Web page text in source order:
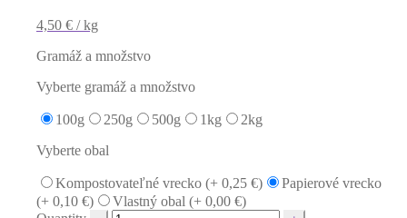
4,50 € / kg
Gramáž a množstvo
Vyberte gramáž a množstvo
100g 250g 500g 1kg
2kg
Vyberte obal
Kompostovateľné vrecko (+ 0,25 €)
Papierové vrecko
(+ 0,10 €) Vlastný obal (+ 0,00 €)